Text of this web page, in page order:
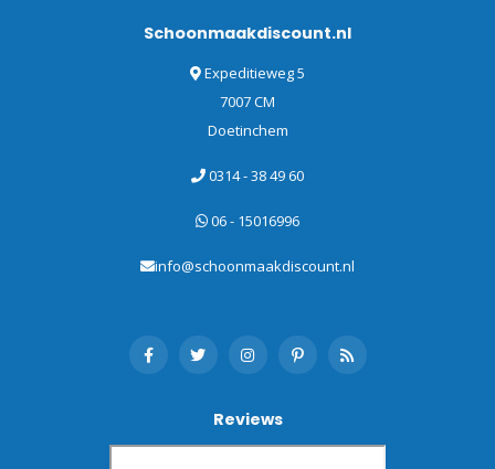
Schoonmaakdiscount.nl
Expeditieweg 5
7007 CM
Doetinchem
0314 - 38 49 60
06 - 15016996
info@schoonmaakdiscount.nl
Reviews